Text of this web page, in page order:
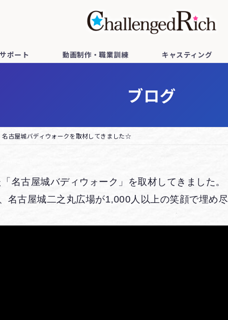
ポート 動画制作・職業訓練 キャスティング
ブログ
名古屋城バディウォークを取材してきました☆
名古屋城バディウォーク」を取材してきました。
名古屋城二之丸広場が1,000人以上の笑顔で埋め尽